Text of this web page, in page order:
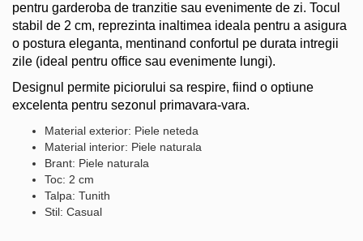
pentru garderoba de tranzitie sau evenimente de zi. Tocul
stabil de 2 cm, reprezinta inaltimea ideala pentru a asigura
o postura eleganta, mentinand confortul pe durata intregii
zile (ideal pentru office sau evenimente lungi).
Designul permite piciorului sa respire, fiind o optiune
excelenta pentru sezonul primavara-vara.
Material exterior: Piele neteda
Material interior: Piele naturala
Brant: Piele naturala
Toc: 2 cm
Talpa: Tunith
Stil: Casual